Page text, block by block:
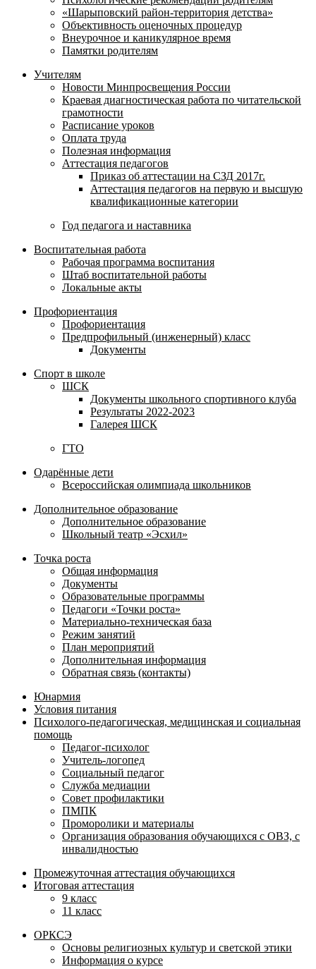
«Шарыповский район-территория детства»
Объективность оценочных процедур
Внеурочное и каникулярное время
Памятки родителям
Учителям
Новости Минпросвещения России
Краевая диагностическая работа по читательской
грамотности
Расписание уроков
Оплата труда
Полезная информация
Аттестация педагогов
Приказ об аттестации на СЗД 2017г.
Аттестация педагогов на первую и высшую
квалификационные категории
Год педагога и наставника
Воспитательная работа
Рабочая программа воспитания
Штаб воспитательной работы
Локальные акты
Профориентация
Профориентация
Предпрофильный (инженерный) класс
Документы
Спорт в школе
ШСК
Документы школьного спортивного клуба
Результаты 2022-2023
Галерея ШСК
ГТО
Одарённые дети
Всероссийская олимпиада школьников
Дополнительное образование
Дополнительное образование
Школьный театр «Эсхил»
Точка роста
Общая информация
Документы
Образовательные программы
Педагоги «Точки роста»
Материально-техническая база
Режим занятий
План мероприятий
Дополнительная информация
Обратная связь (контакты)
Юнармия
Условия питания
Психолого-педагогическая, медицинская и социальная
помощь
Педагог-психолог
Учитель-логопед
Социальный педагог
Служба медиации
Совет профилактики
ПМПК
Проморолики и материалы
Организация образования обучающихся с ОВЗ, с
инвалидностью
Промежуточная аттестация обучающихся
Итоговая аттестация
9 класс
11 класс
ОРКСЭ
Основы религиозных культур и светской этики
Информация о курсе